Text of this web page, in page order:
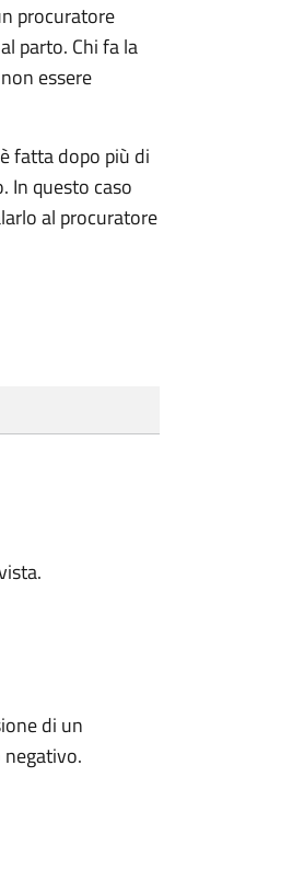
procuratore
parto. Chi fa la
essere
fatta dopo più di
In questo caso
al procuratore
di un